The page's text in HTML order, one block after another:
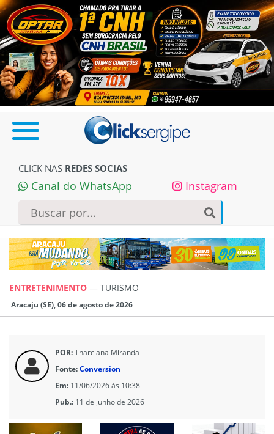
CLICK NAS REDES SOCIAS
Canal do WhatsApp Instagram
ENTRETENIMENTO — TURISMO
Aracaju (SE), 06 de agosto de 2026
POR:Tharciana Miranda
Fonte:Conversion
Em: 11/06/2026 às 10:38
Pub.: 11 de junho de 2026